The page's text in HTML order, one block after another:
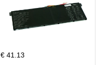
€ 41.13